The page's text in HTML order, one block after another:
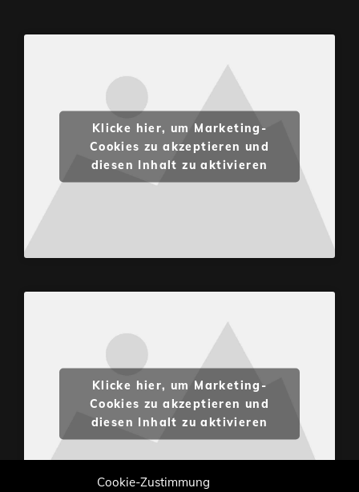
Cookie-Zustimmung
Klicke hier, um Marketing-
Cookies zu akzeptieren und
diesen Inhalt zu aktivieren
Klicke hier, um Marketing-
Cookies zu akzeptieren und
diesen Inhalt zu aktivieren